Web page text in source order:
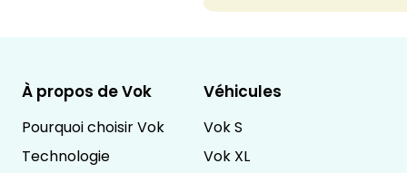
À propos de Vok
Pourquoi choisir Vok
Technologie
Véhicules
Vok S
Vok XL